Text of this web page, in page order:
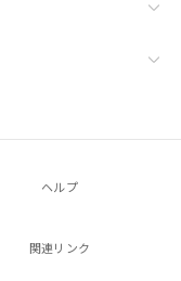
ヘルプ
関連リンク